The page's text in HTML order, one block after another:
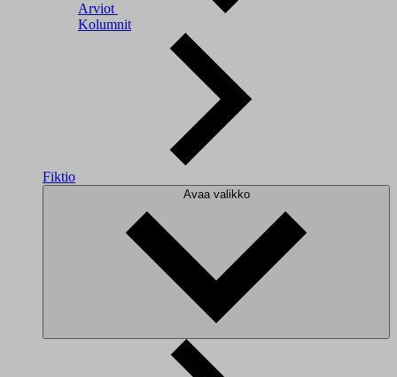
Arviot
Kolumnit
Fiktio
Avaa valikko